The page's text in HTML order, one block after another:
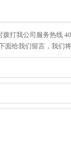
打我公司服务热线
面给我们留言，我们